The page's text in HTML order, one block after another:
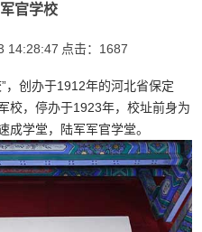
官学校
14:28:47 点击： 1687
，创办于1912年的河北省保定
校，停办于1923年，校址前身为
成学堂，陆军军官学堂。